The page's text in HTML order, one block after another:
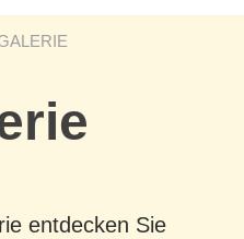
entdecken Sie